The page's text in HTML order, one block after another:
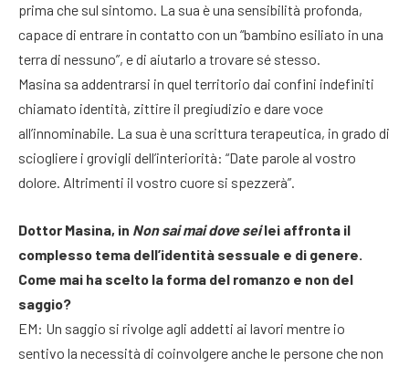
prima che sul sintomo. La sua è una sensibilità profonda,
capace di entrare in contatto con un “bambino esiliato in una
terra di nessuno”, e di aiutarlo a trovare sé stesso.
Masina sa addentrarsi in quel territorio dai confini indefiniti
chiamato identità, zittire il pregiudizio e dare voce
all’innominabile. La sua è una scrittura terapeutica, in grado di
sciogliere i grovigli dell’interiorità: “Date parole al vostro
dolore. Altrimenti il vostro cuore si spezzerà”.
Dottor Masina, in Non sai mai dove seilei affronta il
complesso tema dell’identità sessuale e di genere.
Come mai ha scelto la forma del romanzo e non del
saggio?
EM: Un saggio si rivolge agli addetti ai lavori mentre io
sentivo la necessità di coinvolgere anche le persone che non